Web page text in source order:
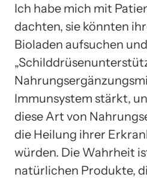
Ich habe mich mit
dachten, sie könnten
Bioladen aufsuchen
Immunsystem stärkt,
diese Art von
die Heilung ihrer
würden. Die Wahrheit
natürlichen Produkte,